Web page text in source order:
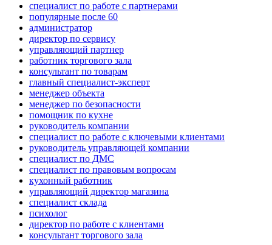
специалист по работе с партнерами
популярные после 60
администратор
директор по сервису
управляющий партнер
работник торгового зала
консультант по товарам
главный специалист-эксперт
менеджер объекта
менеджер по безопасности
помощник по кухне
руководитель компании
специалист по работе с ключевыми клиентами
руководитель управляющей компании
специалист по ДМС
специалист по правовым вопросам
кухонный работник
управляющий директор магазина
специалист склада
психолог
директор по работе с клиентами
консультант торгового зала